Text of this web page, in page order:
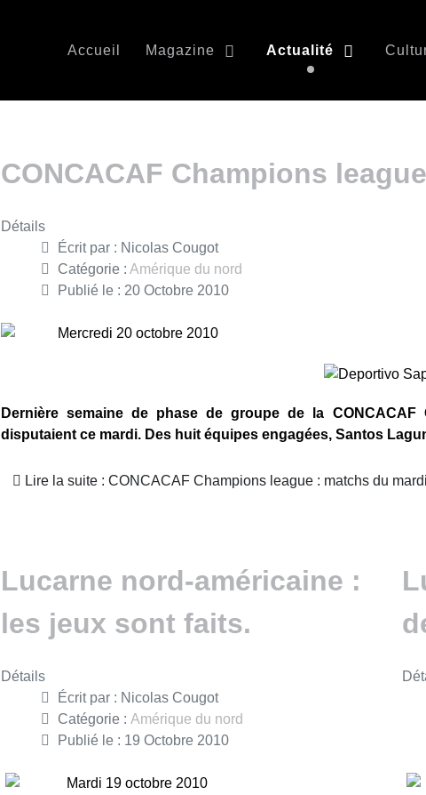
Accueil Magazine Actualité
CONCACAF Champions
Détails
Écrit par : Nicolas Cougot
Catégorie : Amérique du nord
Publié le : 20 Octobre 2010
Mercredi 20 octobre 2010
Dernière semaine de phase de groupe de la
disputaient ce mardi. Des huit équipes engagées, Santos
Lire la suite : CONCACAF Champions league : matchs du mardi
Lucarne nord-américaine :
les jeux sont faits.
Détails
Écrit par : Nicolas Cougot
Catégorie : Amérique du nord
Publié le : 19 Octobre 2010
Mardi 19 octobre 2010